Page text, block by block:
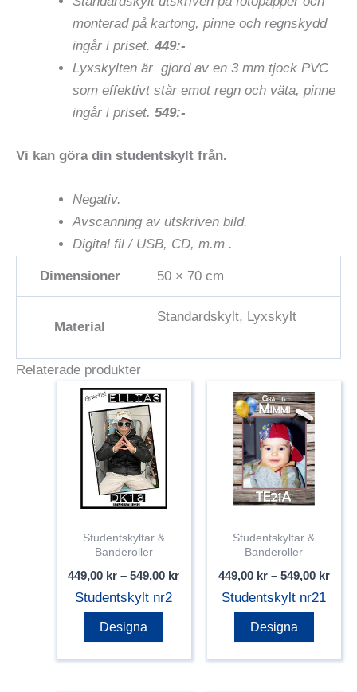
monterad på kartong, pinne och regnskydd
ingår i priset. 449:-
Lyxskylten är gjord av en 3 mm tjock PVC
som effektivt står emot regn och väta, pinne
ingår i priset. 549:-
Vi kan göra din studentskylt från.
Negativ.
Avscanning av utskriven bild.
Digital fil / USB, CD, m.m .
Dimensioner 50 × 70 cm
Material
Standardskylt, Lyxskylt
Relaterade produkter
Studentskyltar &
Banderoller
449,00 kr – 549,00 krPrisintervall:
Studentskylt nr2
Designa
Studentskyltar &
Banderoller
449,00 kr – 549,00 kr
Studentskylt nr21
Designa